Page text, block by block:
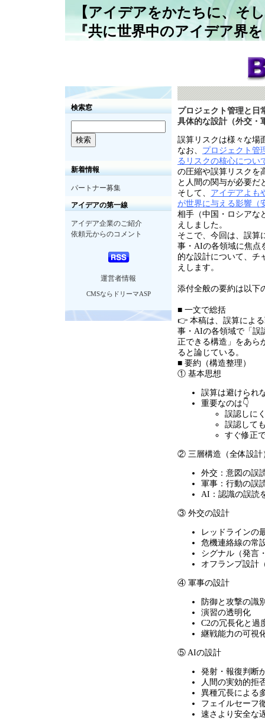
【アイデアをかたちに、そ
『共に世界中のアイデア界
検索窓
新着情報
パートナー募集
アイデアの第一線
アイデア企業のご紹介
依頼元からのコメント
運営者情報
CMSならドリーマASP
プロジェクト管理と日
具体的な設計（外交・
誤算リスクは様々な場
なお、 プロジェクト管
るリスクの核心につい
の圧縮や誤算リスクを
と人間の関与が必要だ
そして、 アイデアよも
が世界に与える影響（
相手（中国・ロシアな
えしました。
そこで、今回は、誤算
事・ AIの各領域に焦点
的な設計について、チ
えします。
添付全般の要約は以下
■ 一文で総括
👉 本稿は、誤算によ
事・ AIの各領域で「誤
正できる構造」をあら
ると論じている。
■ 要約（構造整理）
① 基本思想
誤算は避けられ
重要なのは👇
誤認しに
誤認して
すぐ修正
② 三層構造（全体設計
外交：意図の誤
軍事：行動の誤
AI：認識の誤読
③ 外交の設計
レッドラインの
危機連絡線の常
シグナル（発言
オフランプ設計
④ 軍事の設計
防御と攻撃の識
演習の透明化
C2の冗長化と過
継戦能力の可視
⑤ AIの設計
発射・報復判断
人間の実効的拒
異種冗長による
フェイルセーフ
速さより安全な